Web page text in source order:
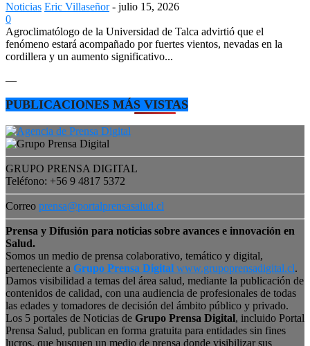
Noticias Eric Villaseñor - julio 15, 2026
0
Agroclimatólogo de la Universidad de Talca advirtió que el
fenómeno estará acompañado por fuertes vientos, nevadas en la
cordillera y un aumento significativo...
—
PUBLICACIONES MÁS VISTAS
GRUPO PRENSA DIGITAL
Teléfono: +56 9 4817 5372
Correo prensa@portalprensasalud.cl
Prensa y Difusión para noticias sobre avances e innovación en
Salud.
Somos un medio de prensa colaborativo, temático y digital,
perteneciente a Grupo Prensa Digital www.grupoprensadigital.cl.
Damos visibilidad a temas del área salud, mediante la publicación de
contenidos de calidad, con una audiencia de profesionales de todas
las edades y tomadores de decisión del ámbito público y privado.
Los 5 portales de Noticias de Grupo Prensa Digital, incluido Portal
Prensa Salud, publican en forma gratuita para entidades sin fines
lucros, que busquen un medio de prensa donde visibilizar sus